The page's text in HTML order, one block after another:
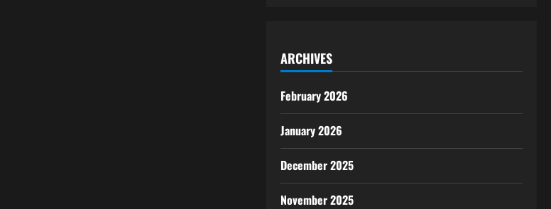
ARCHIVES
February 2026
January 2026
December 2025
November 2025